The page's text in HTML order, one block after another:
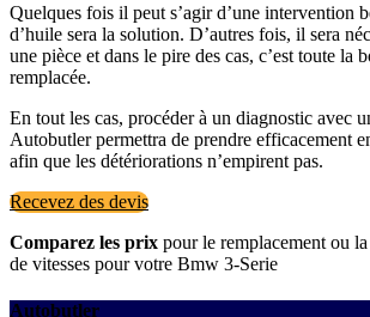
Quelques fois il peut s’agir d’une intervention
d’huile sera la solution. D’autres fois, il sera
une pièce et dans le pire des cas, c’est toute la
remplacée.
En tout les cas, procéder à un diagnostic avec
Autobutler permettra de prendre efficacement
afin que les détériorations n’empirent pas.
Recevez des devis
Comparez les prix pour le remplacement ou
de vitesses pour votre Bmw 3-Serie
Autobutler